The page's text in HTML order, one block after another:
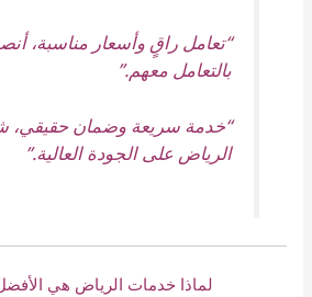
“تعامل راقٍ وأسعار مناسبة،
بالتعامل معهم.”
“خدمة سريعة وضمان حقيقي،
الرياض على الجودة العالية.”
لماذا خدمات الرياض هي